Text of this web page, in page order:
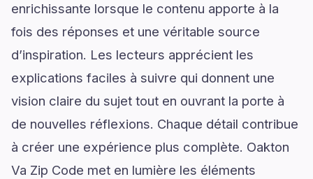
enrichissante lorsque le contenu apporte à la
fois des réponses et une véritable source
d’inspiration. Les lecteurs apprécient les
explications faciles à suivre qui donnent une
vision claire du sujet tout en ouvrant la porte à
de nouvelles réflexions. Chaque détail contribue
à créer une expérience plus complète. Oakton
Va Zip Code met en lumière les éléments